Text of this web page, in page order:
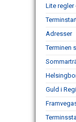
Lite
Adresser
Terminen
Guld i